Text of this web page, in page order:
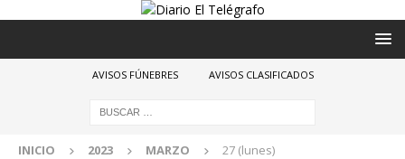
AVISOS FÚNEBRES AVISOS CLASIFICADOS
INICIO 2023 MARZO 27 (lunes)